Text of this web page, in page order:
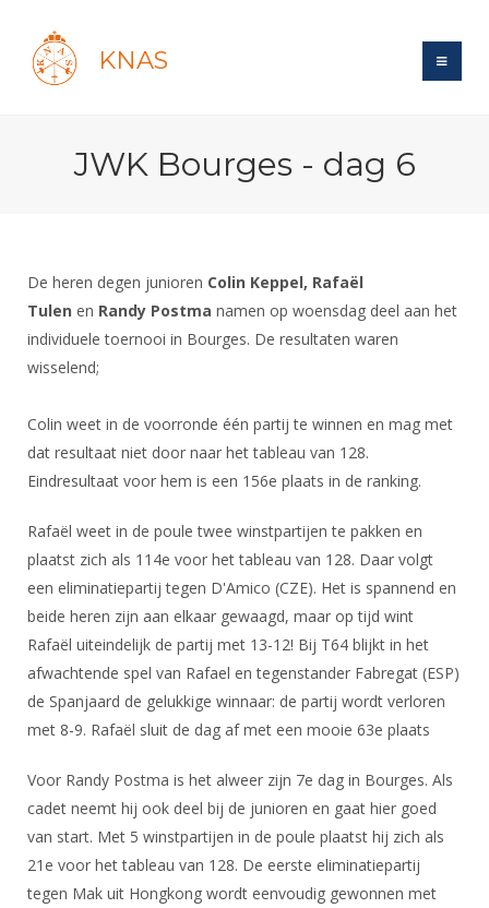
KNAS
Polls
Forums
Maandelijks archief
Gebruiksvoorwaarden
Handleiding
Historie
Bond
Lidmaatschap
Tarieven
Reglementen
Sponsors en Partners
Commissies
Ereleden
Leden van Verdiensten
Vacatures
Contact
Medewerkers
Samenwerking
Introductie
Recreatiesport
Veteranen
Lichtzwaardschermen
Wedstrijdsport
Ranglijsten
Inschrijven
Reglementen
Materiaal
Schermpaspoort
Rolstoelschermen
Wedstrijdkalender
KNAS Keurmerk
NK's
JPT
Wat is topsport
Oranje
DBT
FBT
SBT
Talentontwikkeling
Atletencommissie
Internationale Titeltoernooien
Internationale aanmeldingen
Informatie
Voor de jeugd
Ouders en vereniging
Jeugdkampen
Brassardsysteem
Voor coaches en leraren
Nieuws
Nationale opleidingen
Internationale opleidingen
Opleidingen
Leraar
Voor scheidsrechters
Forums
Forums
Schermforum
Zoek Vereniging
Contact
JWK Bourges - dag 6
De heren degen junioren Colin Keppel, Rafaël
Tulen en Randy Postma namen op woensdag deel aan het
individuele toernooi in Bourges. De resultaten waren
wisselend;
Colin weet in de voorronde één partij te winnen en mag met
dat resultaat niet door naar het tableau van 128.
Eindresultaat voor hem is een 156e plaats in de ranking.
Rafaël weet in de poule twee winstpartijen te pakken en
plaatst zich als 114e voor het tableau van 128. Daar volgt
een eliminatiepartij tegen D'Amico (CZE). Het is spannend en
beide heren zijn aan elkaar gewaagd, maar op tijd wint
Rafaël uiteindelijk de partij met 13-12! Bij T64 blijkt in het
afwachtende spel van Rafael en tegenstander Fabregat (ESP)
de Spanjaard de gelukkige winnaar: de partij wordt verloren
met 8-9. Rafaël sluit de dag af met een mooie 63e plaats
Voor Randy Postma is het alweer zijn 7e dag in Bourges. Als
cadet neemt hij ook deel bij de junioren en gaat hier goed
van start. Met 5 winstpartijen in de poule plaatst hij zich als
21e voor het tableau van 128. De eerste eliminatiepartij
tegen Mak uit Hongkong wordt eenvoudig gewonnen met